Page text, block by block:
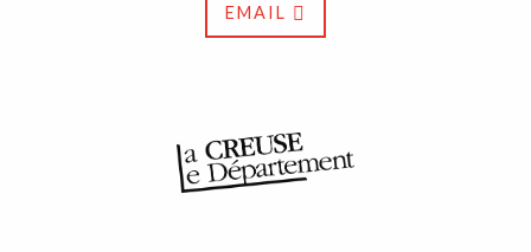
EMAIL